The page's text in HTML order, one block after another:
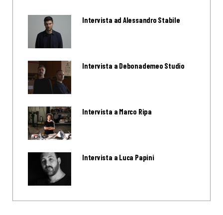
Intervista ad Alessandro Stabile
Intervista a Debonademeo Studio
Intervista a Marco Ripa
Intervista a Luca Papini